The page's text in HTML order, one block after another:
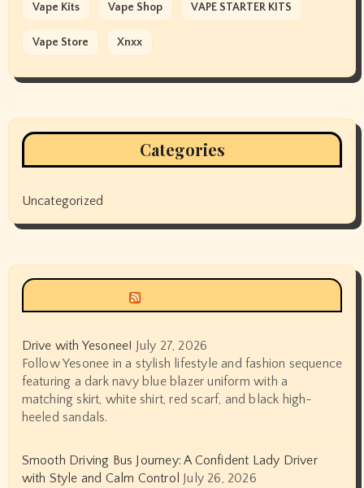
Vape Kits Vape Shop VAPE STARTER KITS
Vape Store Xnxx
Categories
Uncategorized
Drive with Yesonee! July 27, 2026
Follow Yesonee in a stylish lifestyle and fashion sequence
featuring a dark navy blue blazer uniform with a
matching skirt, white shirt, red scarf, and black high-
heeled sandals.
Smooth Driving Bus Journey: A Confident Lady Driver
with Style and Calm Control July 26, 2026